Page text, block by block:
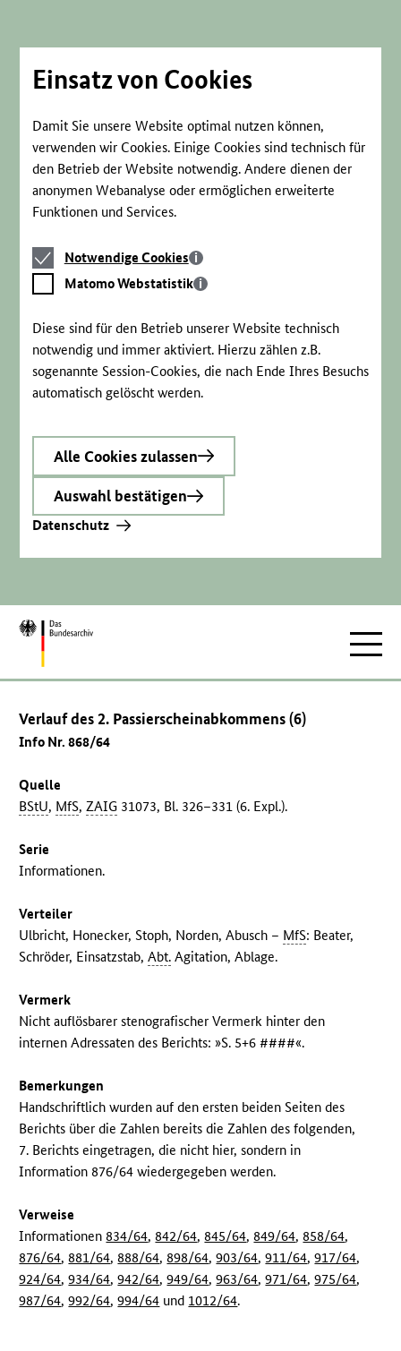
Einsatz von Cookies
Damit Sie unsere Website optimal nutzen können,
verwenden wir Cookies. Einige Cookies sind technisch für
den Betrieb der Website notwendig. Andere dienen der
anonymen Webanalyse oder ermöglichen erweiterte
Funktionen und Services.
Notwendige
Cookies
Notwendige Cookies
Matomo
Webstatistik
Matomo Webstatistik
Diese sind für den Betrieb unserer Website technisch
notwendig und immer aktiviert. Hierzu zählen z.B.
sogenannte Session-Cookies, die nach Ende Ihres Besuchs
automatisch gelöscht werden.
Alle Cookies zulassen
Auswahl bestätigen
Datenschutz
Zur
Verlauf des 2. Passierscheinabkommens (6)
Info Nr. 868/64
Quelle
BStU, MfS,ZAIG 31073, Bl. 326–331 (6. Expl.).
Serie
Informationen.
Verteiler
Ulbricht, Honecker, Stoph, Norden, Abusch – MfS: Beater,
Schröder, Einsatzstab,Abt. Agitation, Ablage.
Vermerk
Nicht auflösbarer stenografischer Vermerk hinter den
internen Adressaten des Berichts: »S. 5+6 ####«.
Bemerkungen
Handschriftlich wurden auf den ersten beiden Seiten des
Berichts über die Zahlen bereits die Zahlen des folgenden,
7. Berichts eingetragen, die nicht hier, sondern in
Information 876/64 wiedergegeben werden.
Verweise
Informationen834/64,842/64,845/64,849/64,858/64,
876/64,881/64,888/64,898/64,903/64,911/64,917/64,
924/64,934/64,942/64,949/64,963/64,971/64,975/64,
987/64,992/64,994/64 und 1012/64.